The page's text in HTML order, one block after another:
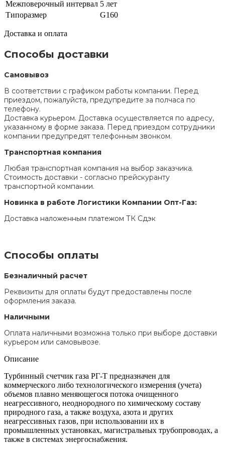
Межповерочный интервал 5 лет
Типоразмер
G160
Доставка и оплата
Способы доставки
Самовывоз
В соответствии с графиком работы компании. Перед
приездом, пожалуйста, предупредите за полчаса по
телефону.
Доставка курьером. Доставка осуществляется по адресу,
указанному в форме заказа. Перед приездом сотрудники
компании предупредят телефонным звонком.
Транспортная компания
Любая транспортная компания на выбор заказчика.
Стоимость доставки - согласно прейскуранту
транспортной компании.
Новинка в работе Логистики Компании Опт-Газ:
Доставка наложенным платежом ТК Сдэк
Способы оплаты
Безналичный расчет
Реквизиты для оплаты будут предоставлены после
оформления заказа.
Наличными
Оплата наличными возможна только при выборе доставки
курьером или самовывозе.
Описание
Турбинный счетчик газа РГ-Т предназначен для
коммерческого либо технологического измерения (учета)
объемов плавно меняющегося потока очищенного
неагрессивного, неоднородного по химическому составу
природного газа, а также воздуха, азота и других
неагрессивных газов, при использовании их в
промышленных установках, магистральных трубопроводах, а
также в системах энергоснабжения.